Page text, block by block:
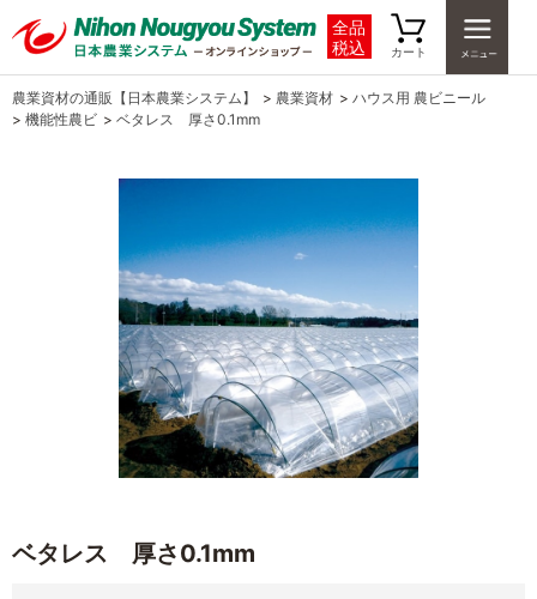
全品
税込
カート
農業資材の通販【日本農業システム】 > 農業資材 > ハウス用 農ビニール
> 機能性農ビ > ベタレス 厚さ0.1mm
ベタレス 厚さ0.1mm